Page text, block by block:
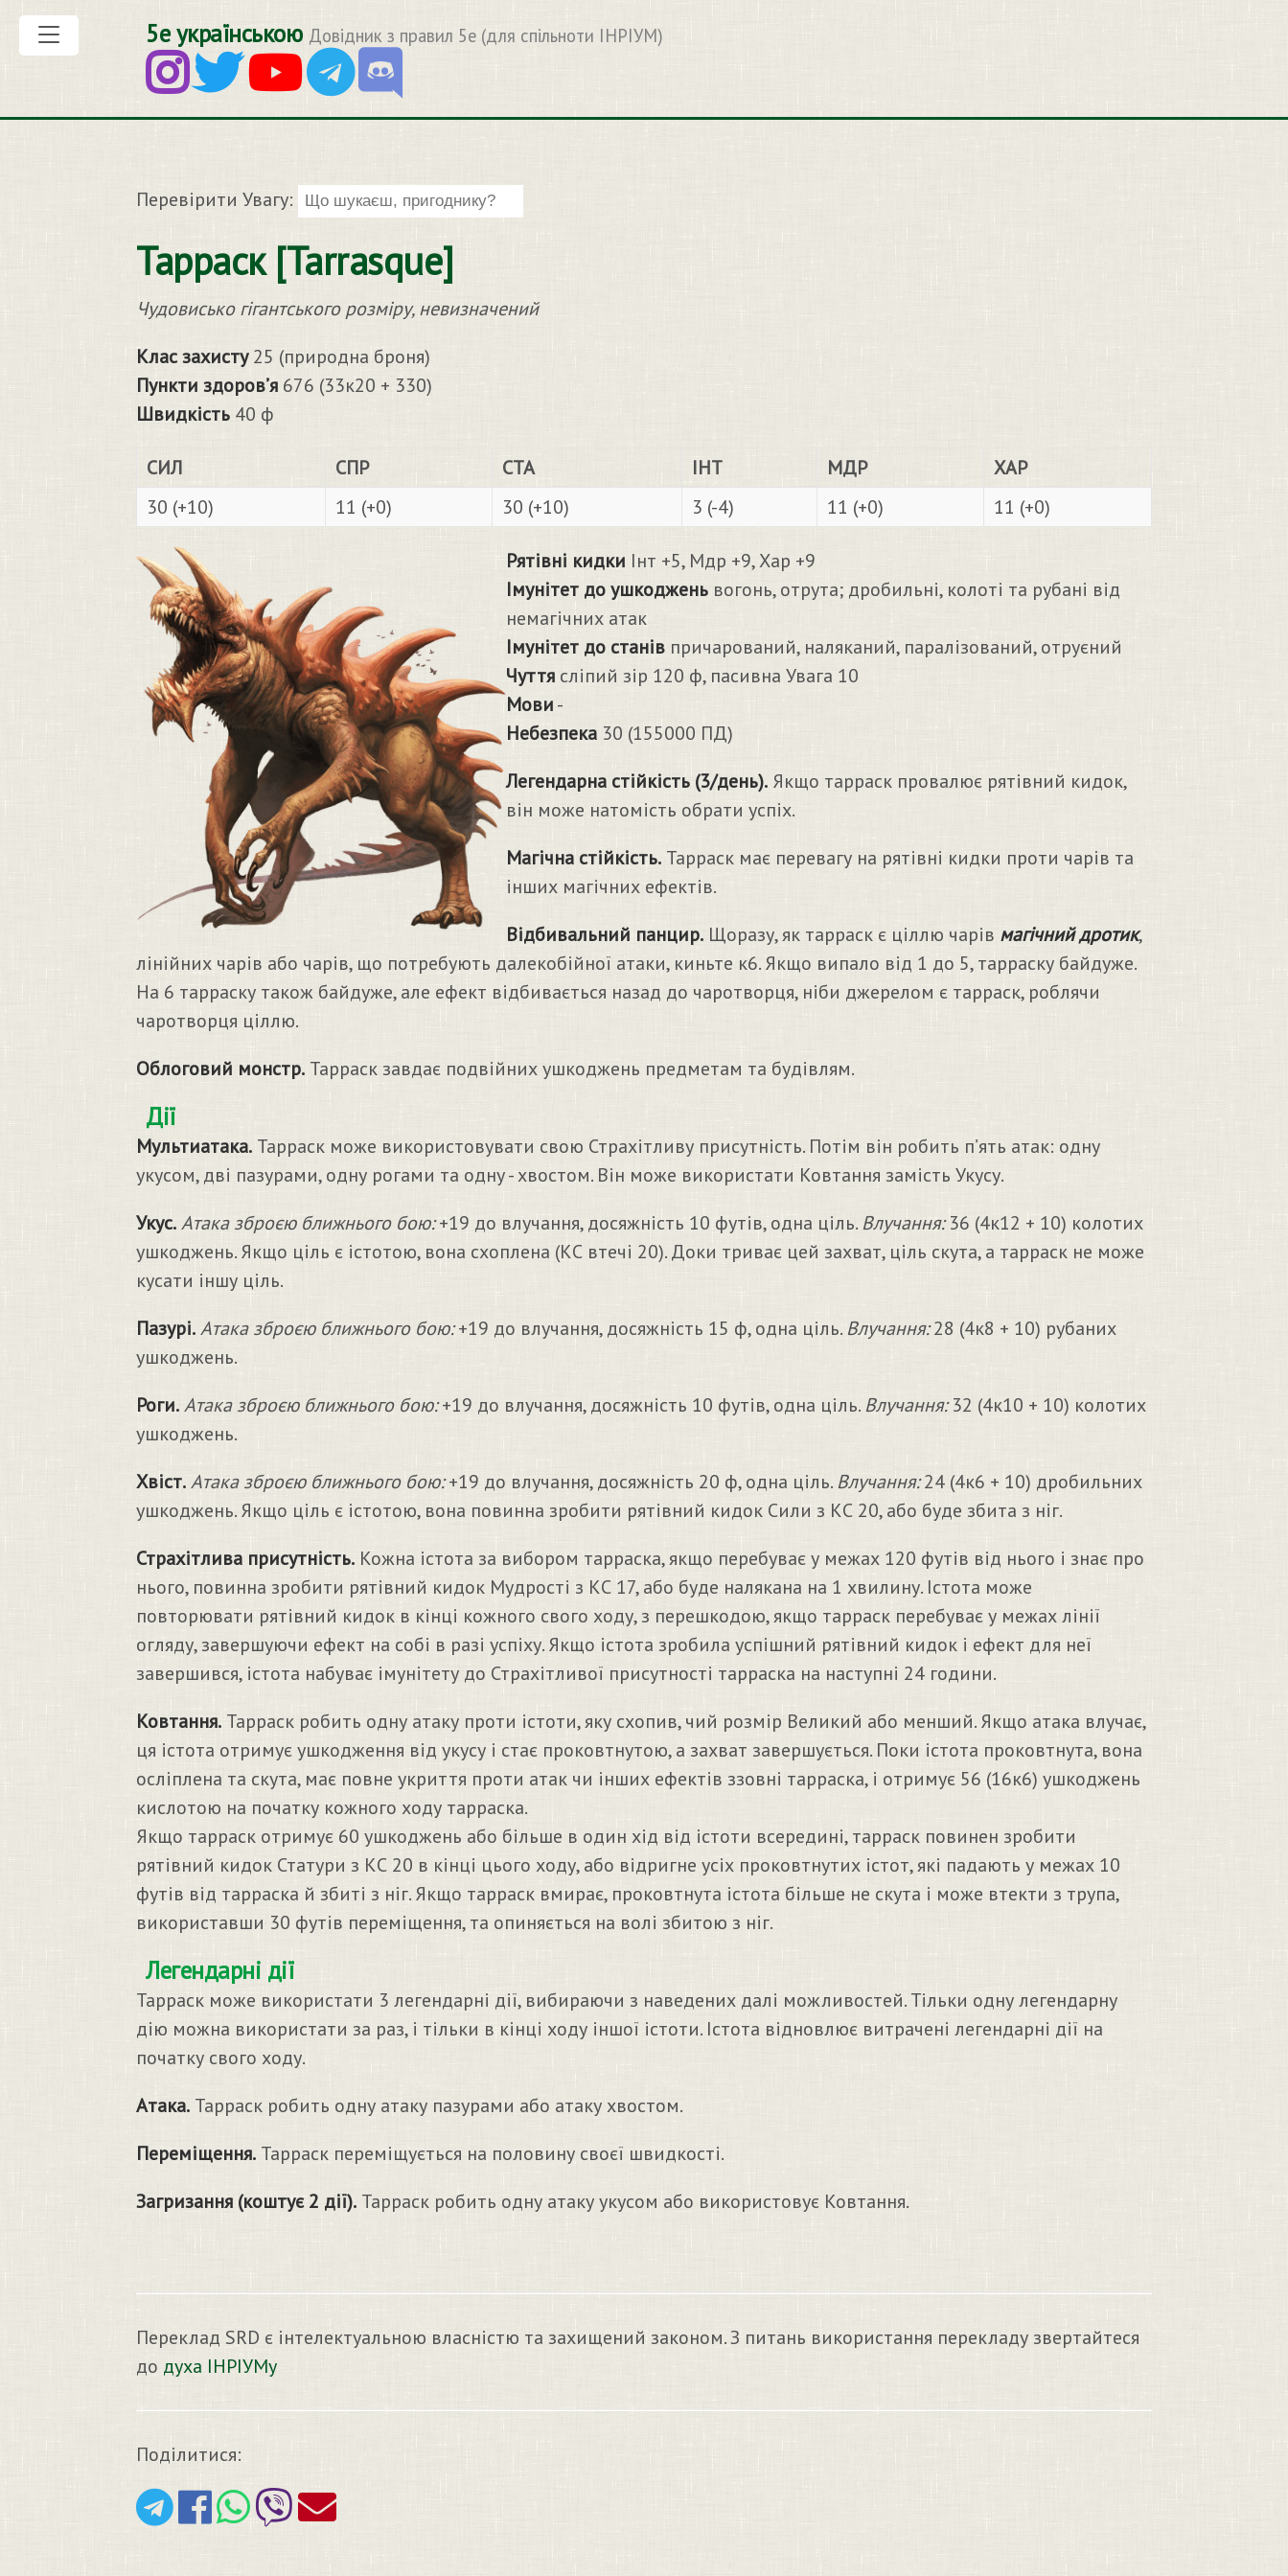
5е українською Довідник з правил 5e (для спільноти ІНРІУМ)
Перевірити Увагу:
Тарраск [Tarrasque]
Чудовисько гігантського розміру, невизначений
Клас захисту25 (природна броня)
Пункти здоров’я 676 (33к20 + 330)
Швидкість 40 ф
СИЛ СПР СТА ІНТ МДР
ХАР
30 (+10)
11 (+0) 30 (+10) 3 (-4) 11 (+0) 11 (+0)
Рятівні кидки Інт +5, Мдр +9, Хар +9
Імунітет до ушкоджень вогонь, отрута; дробильні, колоті та рубані від
немагічних атак
Імунітет до станів причарований, наляканий, паралізований, отруєний
Чуття сліпий зір 120 ф, пасивна Увага 10
Мови-
Небезпека 30 (155000 ПД)
Легендарна стійкість (3/день). Якщо тарраск провалює рятівний кидок,
він може натомість обрати успіх.
Магічна стійкість. Тарраск має перевагу на рятівні кидки проти чарів та
інших магічних ефектів.
Відбивальний панцир. Щоразу, як тарраск є ціллю чарів магічний дротик,
лінійних чарів або чарів, що потребують далекобійної атаки, киньте к6. Якщо випало від 1 до 5, тарраску байдуже.
На 6 тарраску також байдуже, але ефект відбивається назад до чаротворця, ніби джерелом є тарраск, роблячи
чаротворця ціллю.
Облоговий монстр. Тарраск завдає подвійних ушкоджень предметам та будівлям.
Дії
Мультиатака. Тарраск може використовувати свою Страхітливу присутність. Потім він робить п’ять атак: одну
укусом, дві пазурами, одну рогами та одну - хвостом. Він може використати Ковтання замість Укусу.
Укус.Атака зброєю ближнього бою:+19 до влучання, досяжність 10 футів, одна ціль.Влучання:36 (4к12 + 10) колотих
ушкоджень. Якщо ціль є істотою, вона схоплена (КС втечі 20). Доки триває цей захват, ціль скута, а тарраск не може
кусати іншу ціль.
Пазурі.Атака зброєю ближнього бою:+19 до влучання, досяжність 15 ф, одна ціль.Влучання:28 (4к8 + 10) рубаних
ушкоджень.
Роги.Атака зброєю ближнього бою:+19 до влучання, досяжність 10 футів, одна ціль.Влучання:32 (4к10 + 10) колотих
ушкоджень.
Хвіст.Атака зброєю ближнього бою:+19 до влучання, досяжність 20 ф, одна ціль. Влучання:24 (4к6 + 10) дробильних
ушкоджень. Якщо ціль є істотою, вона повинна зробити рятівний кидок Сили з КС 20, або буде збита з ніг.
Страхітлива присутність. Кожна істота за вибором тарраска, якщо перебуває у межах 120 футів від нього і знає про
нього, повинна зробити рятівний кидок Мудрості з КС 17, або буде налякана на 1 хвилину. Істота може
повторювати рятівний кидок в кінці кожного свого ходу, з перешкодою, якщо тарраск перебуває у межах лінії
огляду, завершуючи ефект на собі в разі успіху. Якщо істота зробила успішний рятівний кидок і ефект для неї
завершився, істота набуває імунітету до Страхітливої присутності тарраска на наступні 24 години.
Ковтання. Тарраск робить одну атаку проти істоти, яку схопив, чий розмір Великий або менший. Якщо атака влучає,
ця істота отримує ушкодження від укусу і стає проковтнутою, а захват завершується. Поки істота проковтнута, вона
осліплена та скута, має повне укриття проти атак чи інших ефектів ззовні тарраска, і отримує 56 (16к6) ушкоджень
кислотою на початку кожного ходу тарраска.
Якщо тарраск отримує 60 ушкоджень або більше в один хід від істоти всередині, тарраск повинен зробити
рятівний кидок Статури з КС 20 в кінці цього ходу, або відригне усіх проковтнутих істот, які падають у межах 10
футів від тарраска й збиті з ніг. Якщо тарраск вмирає, проковтнута істота більше не скута і може втекти з трупа,
використавши 30 футів переміщення, та опиняється на волі збитою з ніг.
Легендарні дії
Тарраск може використати 3 легендарні дії, вибираючи з наведених далі можливостей. Тільки одну легендарну
дію можна використати за раз, і тільки в кінці ходу іншої істоти. Істота відновлює витрачені легендарні дії на
початку свого ходу.
Атака. Тарраск робить одну атаку пазурами або атаку хвостом.
Переміщення. Тарраск переміщується на половину своєї швидкості.
Загризання (коштує 2 дії). Тарраск робить одну атаку укусом або використовує Ковтання.
Переклад SRD є інтелектуальною власністю та захищений законом. З питань використання перекладу звертайтеся
до духа ІНРІУМу
Поділитися: